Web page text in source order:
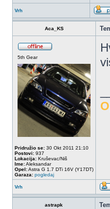
Vrh
Aca_KS
5th Gear
Pridružio se: 30 Okt 2011 21:10
Postovi: 937
Lokacija: Kruševac/Niš
Ime:Aleksandar
Opel:Astra G 1.7 DTi 16V (Y17DT)
Garaza: pogledaj
Vrh
astrapk